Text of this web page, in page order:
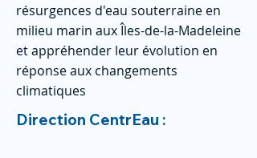
résurgences d'eau souterraine en
milieu marin aux Îles-de-la-Madeleine
et appréhender leur évolution en
réponse aux changements
climatiques
Direction CentrEau :